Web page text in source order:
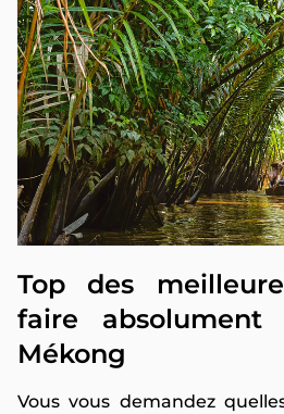
Top des
faire
Mékong
Vous vous demandez